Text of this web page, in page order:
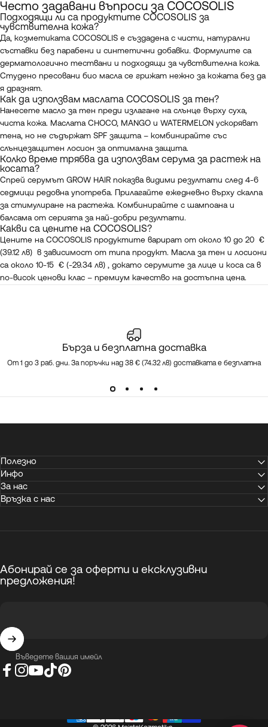
Често задавани въпроси за COCOSOLIS
Подходящи ли са продуктите COCOSOLIS за
чувствителна кожа?
Да, козметиката COCOSOLIS е създадена с чисти, натурални
съставки без парабени и синтетични добавки. Формулите са
дерматологично тествани и подходящи за чувствителна кожа.
Студено пресовани био масла се грижат нежно за кожата без да
я дразнят.
Как да използвам маслата COCOSOLIS за тен?
Нанесете масло за тен преди излагане на слънце върху суха,
чиста кожа. Маслата CHOCO, MANGO и WATERMELON ускоряват
тена, но не съдържат SPF защита – комбинирайте със
слънцезащитен лосион за оптимална защита.
Колко време трябва да използвам серума за растеж на
косата?
Спрей серумът GROW HAIR показва видими резултати след 4-6
седмици редовна употреба. Прилагайте ежедневно върху скалпа
за стимулиране на растежа. Комбинирайте с шампоана и
балсама от серията за най-добри резултати.
Какви са цените на COCOSOLIS?
Цените на COCOSOLIS продуктите варират от около 10 до 20 €
(39.12 лв) в зависимост от типа продукт. Масла за тен и лосиони
са около 10-15 € (-29.34 лв) , докато серумите за лице и коса са в
по-висок ценови клас – премиум качество на достъпна цена.
Бърза и безплатна доставка
От 1 до 3 раб. дни. За поръчки над 38 € (74.32 лв) доставката е безплатна
Полезно
Инфо
За нас
Връзка с нас
Абонирай се за оферти и ексклузивни
предложения!
Въведете вашия имейл